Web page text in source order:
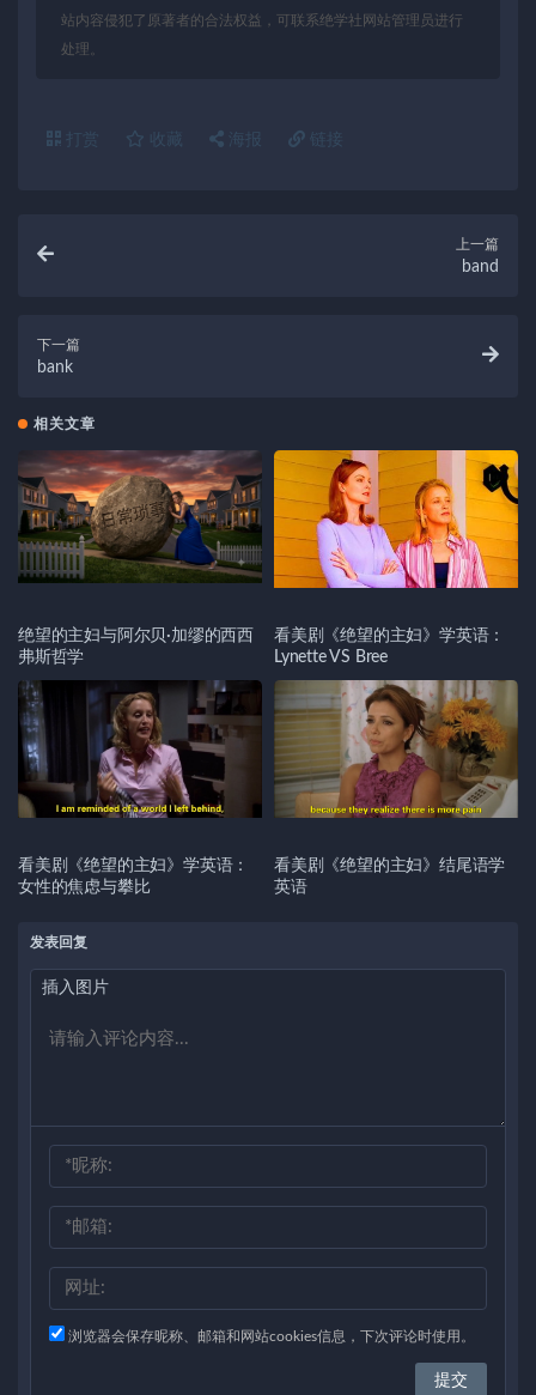
站内容侵犯了原著者的合法权益，可联系绝学社网站管理员进行
处理。
打赏 收藏 海报 链接
上一篇
band
下一篇
bank
相关文章
绝望的主妇与阿尔贝·加缪的西西
弗斯哲学
看美剧《绝望的主妇》学英语：
Lynette VS Bree
看美剧《绝望的主妇》学英语：
女性的焦虑与攀比
看美剧《绝望的主妇》结尾语学
英语
发表回复
插入图片
浏览器会保存昵称、邮箱和网站cookies信息，下次评论时使用。